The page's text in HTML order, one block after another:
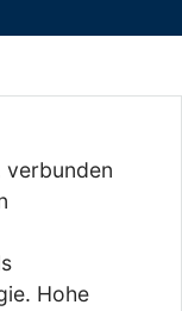
verbunden
Hohe